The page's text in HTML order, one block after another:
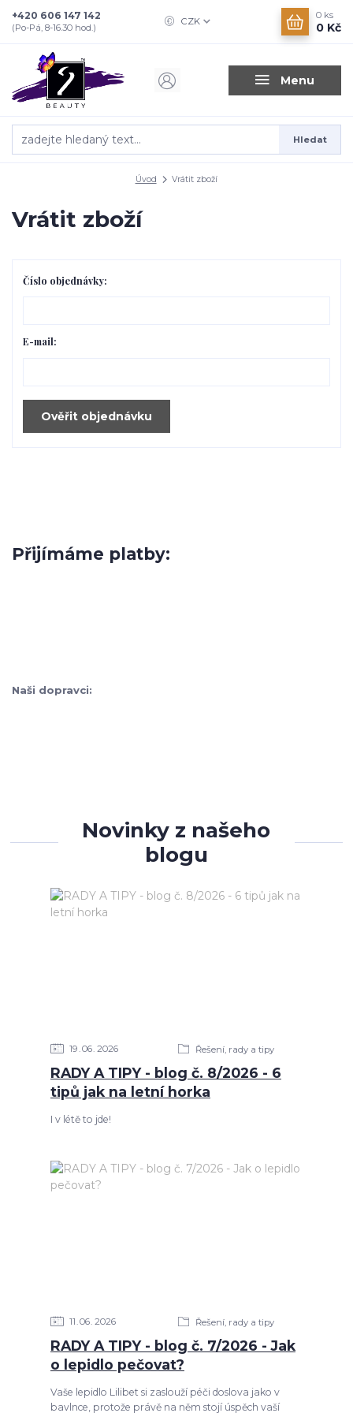
Menu
CZK
Hledat
+420 606 147 142
(Po-Pá, 8-16.30 hod.)
0 ks
0 Kč
Úvod Vrátit zboží
Přijímáme platby:
Naši dopravci:
Vrátit zboží
Číslo objednávky:
E-mail:
Ověřit objednávku
Novinky z našeho
blogu
19 06 2026 Řešení, rady a tipy
RADY A TIPY - blog č. 8/2026 - 6
tipů jak na letní horka
I v létě to jde!
11 06 2026 Řešení, rady a tipy
RADY A TIPY - blog č. 7/2026 - Jak
o lepidlo pečovat?
Vaše lepidlo Lilibet si zaslouží péči doslova jako v
bavlnce, protože právě na něm stojí úspěch vaší